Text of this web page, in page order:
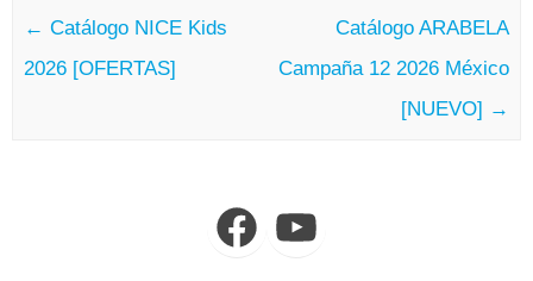
← Catálogo NICE Kids
2026 [OFERTAS]
Catálogo ARABELA
Campaña 12 2026 México
[NUEVO] →
FacebookYouTube